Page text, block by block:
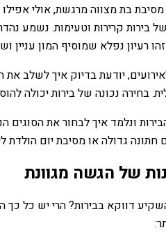
בת מצווה מרגשת, אולי
קרירות וטעימות. נשמע
נפלא שמוסיף המון עניין
יודעת בדיוק איך לשלב
בחירה נכונה של בירות יכולה
ונלמד איך לבחור את הסוגים
גדולה או מסיבת יום הולדת
של הגשה מגוונת
דווקא בבירות? הרי יש כל